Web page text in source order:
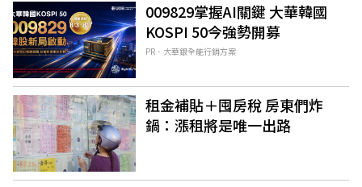
009829掌握AI關鍵 大華韓國
KOSPI 50今強勢開募
PR．大華銀全能行銷方案
租金補貼＋囤房稅 房東們炸
鍋：漲租將是唯一出路